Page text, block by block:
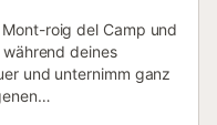
roig del Camp und
deines
und unternimm ganz